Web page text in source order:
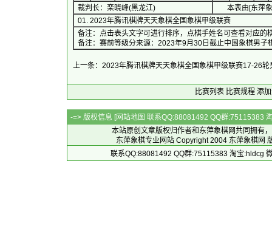
裁判长：栾晓峰(黑龙江)
本表由[东萍
01. 2023年腾讯棋牌天天象棋全国象棋甲级联赛
备注：点击表头文字可进行排序，点棋手姓名可查看对应
备注：赛前等级分来源： 2023年9月30日截止中国象棋男子
上一条：2023年腾讯棋牌天天象棋全国象棋甲级联赛17-26
比赛列表 比赛规程 添
-=> 版权信息 [网站地图 联系QQ:88081492 QQ群:75115383
本站原创文章版权归作者和 东萍象棋网共同拥有
东萍象棋专业网站 Copyright 2004 东萍象棋网
联系QQ:88081492 QQ群:75115383 淘宝:hldcg